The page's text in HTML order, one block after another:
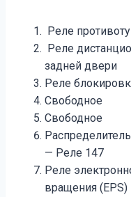
Реле
Реле
задней двери
Реле
Свободное
Свободное
— Реле 147
Реле
вращения (EPS)